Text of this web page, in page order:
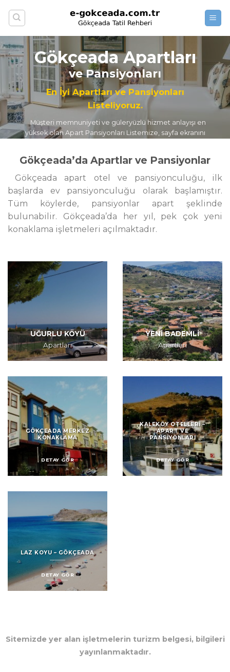
Gökçeada Apartları
ve Pansiyonları
En İyi Apartları ve Pansiyonları
Listeliyoruz.
Müşteri memnuniyeti ve güleryüzlü hizmet anlayışı en
yüksek olan Apart Pansiyonları Listemize, sayfa ekranını
İyi Tatiller dileriz.
www.e-gokceada.com.tr
Gökçeada Tatil Rehberi
Gökçeada’da Apartlar ve Pansiyonlar
Gökçeada apart otel ve pansiyonculuğu, ilk
başlarda ev pansiyonculuğu olarak başlamıştır.
Tüm köylerde, pansiyonlar apart şeklinde
bulunabilir. Gökçeada’da her yıl, pek çok yeni
konaklama işletmeleri açılmaktadır.
UĞURLU KÖYÜ
Apartları
YENİ BADEMLİ
Apartları
GÖKÇEADA MERKEZ
KONAKLAMA
DETAY GÖR
KALEKÖY OTELLERİ –
APART VE
PANSİYONLARI
DETAY GÖR
LAZ KOYU – GÖKÇEADA
DETAY GÖR
Sitemizde yer alan işletmelerin turizm belgesi, bilgileri
yayınlanmaktadır.